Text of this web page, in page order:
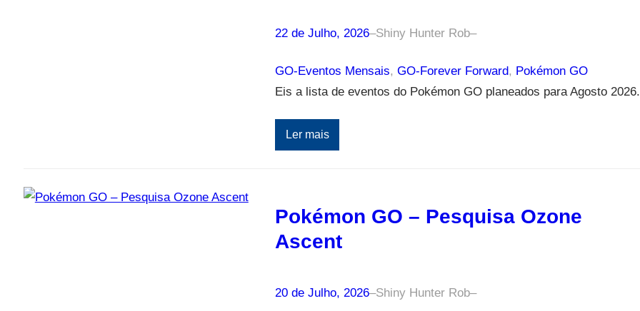
22 de Julho, 2026–Shiny Hunter Rob–
GO-Eventos Mensais, GO-Forever Forward, Pokémon GO
Eis a lista de eventos do Pokémon GO planeados para Agosto 2026.
Ler mais
Pokémon GO – Pesquisa Ozone
Ascent
20 de Julho, 2026–Shiny Hunter Rob–